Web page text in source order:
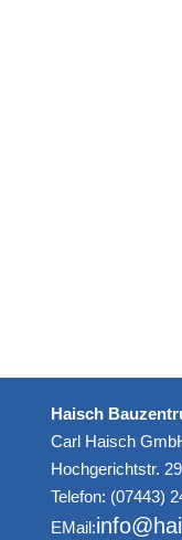
Haisch
Carl Haisch
Hochgerichtstr.
Telefon: (07443)
EMail: